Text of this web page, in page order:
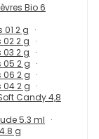
Bio 6
01 2 g
02 2 g
03 2 g
05 2 g
06 2 g
04 2 g
Candy 4,8
5.3 ml
g